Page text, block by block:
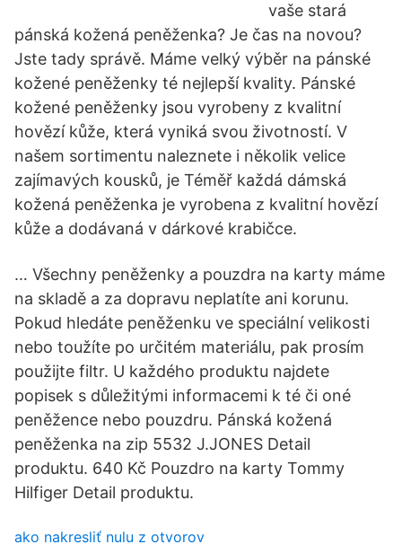
vaše stará
pánská kožená peněženka? Je čas na novou?
Jste tady správě. Máme velký výběr na pánské
kožené peněženky té nejlepší kvality. Pánské
kožené peněženky jsou vyrobeny z kvalitní
hovězí kůže, která vyniká svou životností. V
našem sortimentu naleznete i několik velice
zajímavých kousků, je Téměř každá dámská
kožená peněženka je vyrobena z kvalitní hovězí
kůže a dodávaná v dárkové krabičce.
… Všechny peněženky a pouzdra na karty máme
na skladě a za dopravu neplatíte ani korunu.
Pokud hledáte peněženku ve speciální velikosti
nebo toužíte po určitém materiálu, pak prosím
použijte filtr. U každého produktu najdete
popisek s důležitými informacemi k té či oné
peněžence nebo pouzdru. Pánská kožená
peněženka na zip 5532 J.JONES Detail
produktu. 640 Kč Pouzdro na karty Tommy
Hilfiger Detail produktu.
ako nakresliť nulu z otvorov